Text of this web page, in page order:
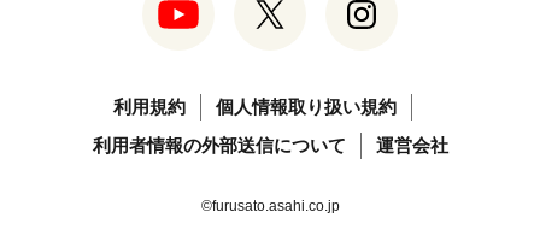
利用規約
個人情報取り扱い規約
利用者情報の外部送信について
運営会社
©furusato.asahi.co.jp